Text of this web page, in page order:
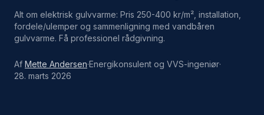
Alt om elektrisk gulvvarme: Pris 250-400 kr/m², installation,
fordele/ulemper og sammenligning med vandbåren
gulvvarme. Få professionel rådgivning.
Af Mette Andersen·Energikonsulent og VVS-ingeniør·
28. marts 2026